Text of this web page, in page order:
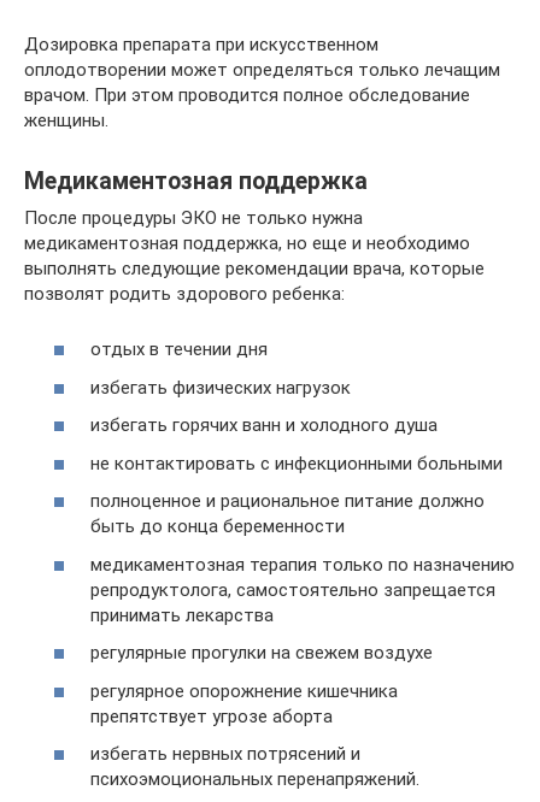
Дозировка препарата при искусственном
оплодотворении может определяться только лечащим
врачом. При этом проводится полное обследование
женщины.
Медикаментозная поддержка
После процедуры ЭКО не только нужна
медикаментозная поддержка, но еще и необходимо
выполнять следующие рекомендации врача, которые
позволят родить здорового ребенка:
отдых в течении дня
избегать физических нагрузок
избегать горячих ванн и холодного душа
не контактировать с инфекционными больными
полноценное и рациональное питание должно
быть до конца беременности
медикаментозная терапия только по назначению
репродуктолога, самостоятельно запрещается
принимать лекарства
регулярные прогулки на свежем воздухе
регулярное опорожнение кишечника
препятствует угрозе аборта
избегать нервных потрясений и
психоэмоциональных перенапряжений.